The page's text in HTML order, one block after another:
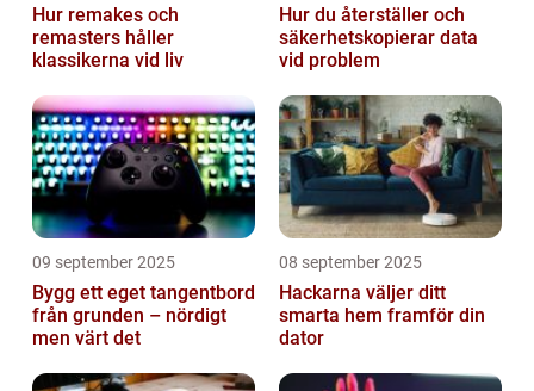
Hur remakes och
remasters håller
klassikerna vid liv
Hur du återställer och
säkerhetskopierar data
vid problem
09 september 2025
Bygg ett eget tangentbord
från grunden – nördigt
men värt det
08 september 2025
Hackarna väljer ditt
smarta hem framför din
dator